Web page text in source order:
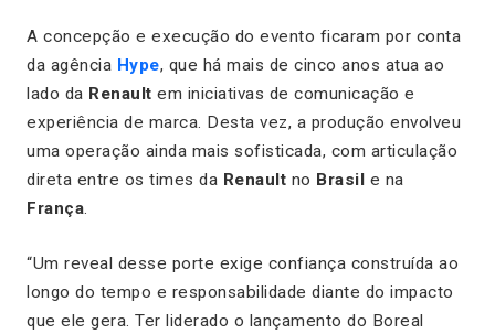
A concepção e execução do evento ficaram por conta
da agência Hype, que há mais de cinco anos atua ao
lado da Renault em iniciativas de comunicação e
experiência de marca. Desta vez, a produção envolveu
uma operação ainda mais sofisticada, com articulação
direta entre os times da Renault no Brasil e na
França
“Um reveal desse porte exige confiança construída ao
longo do tempo e responsabilidade diante do impacto
que ele gera. Ter liderado o lançamento do Boreal